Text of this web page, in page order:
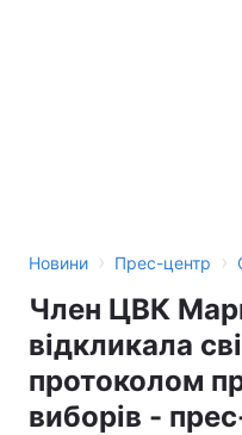
Новини › Прес-центр ›
Член ЦВК
відкликала
протоколом
виборів -